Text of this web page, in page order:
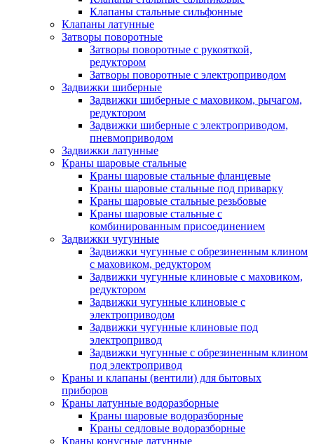
Клапаны стальные сильфонные
Клапаны латунные
Затворы поворотные
Затворы поворотные с рукояткой,
редуктором
Затворы поворотные с электроприводом
Задвижки шиберные
Задвижки шиберные с маховиком, рычагом,
редуктором
Задвижки шиберные с электроприводом,
пневмоприводом
Задвижки латунные
Краны шаровые стальные
Краны шаровые стальные фланцевые
Краны шаровые стальные под приварку
Краны шаровые стальные резьбовые
Краны шаровые стальные с
комбинированным присоединением
Задвижки чугунные
Задвижки чугунные с обрезиненным клином
с маховиком, редуктором
Задвижки чугунные клиновые с маховиком,
редуктором
Задвижки чугунные клиновые с
электроприводом
Задвижки чугунные клиновые под
электропривод
Задвижки чугунные с обрезиненным клином
под электропривод
Краны и клапаны (вентили) для бытовых
приборов
Краны латунные водоразборные
Краны шаровые водоразборные
Краны седловые водоразборные
Краны конусные латунные